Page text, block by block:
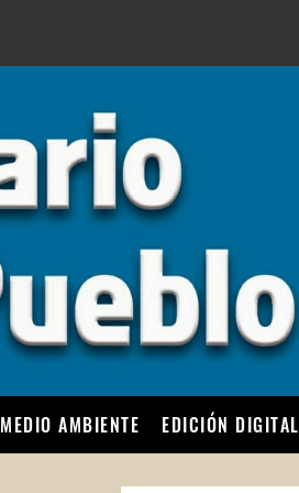
MEDIO AMBIENTE EDICIÓN DIGITAL